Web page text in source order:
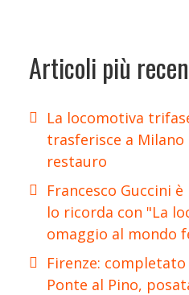
Articoli più
La locomotiva
trasferisce a
restauro
Francesco Guccini
lo ricorda con "La
omaggio al mondo
Firenze:
Ponte al Pino,